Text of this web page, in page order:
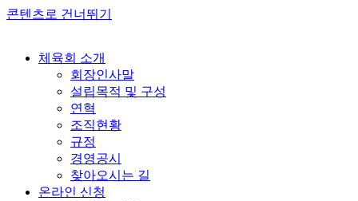
콘텐츠로 건너뛰기
체육회 소개
회장인사말
설립목적 및 구성
연혁
조직현황
규정
경영공시
찾아오시는 길
온라인 신청